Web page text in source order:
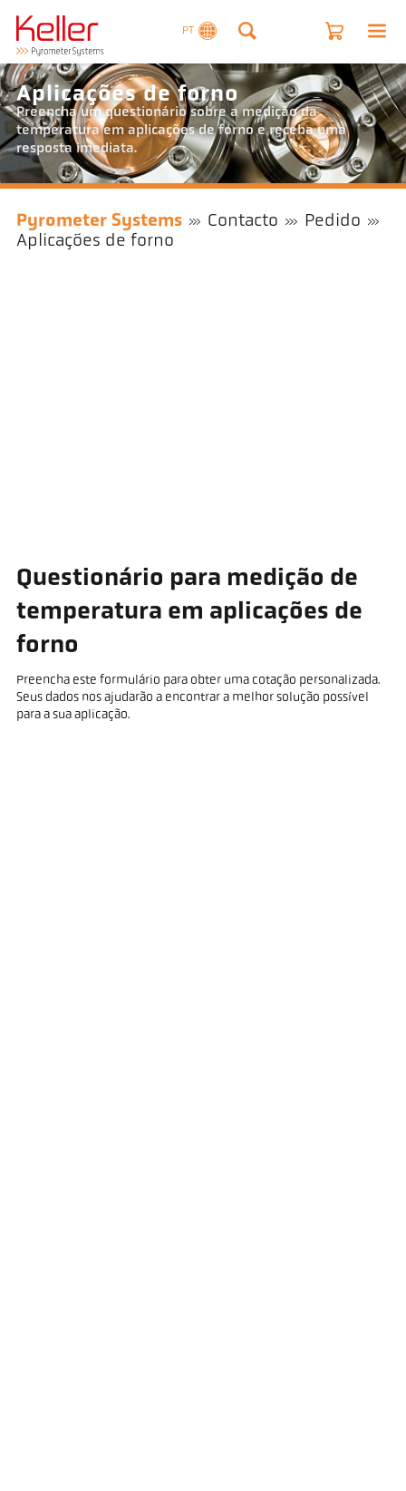
PT
Aplicações de forno
Preencha um questionário sobre a medição da
temperatura em aplicações de forno e receba uma
resposta imediata.
Pyrometer Systems Contacto
Pedido
Aplicações de forno
Questionário para medição de
temperatura em aplicações de
forno
Preencha este formulário para obter uma cotação personalizada.
Seus dados nos ajudarão a encontrar a melhor solução possível
para a sua aplicação.